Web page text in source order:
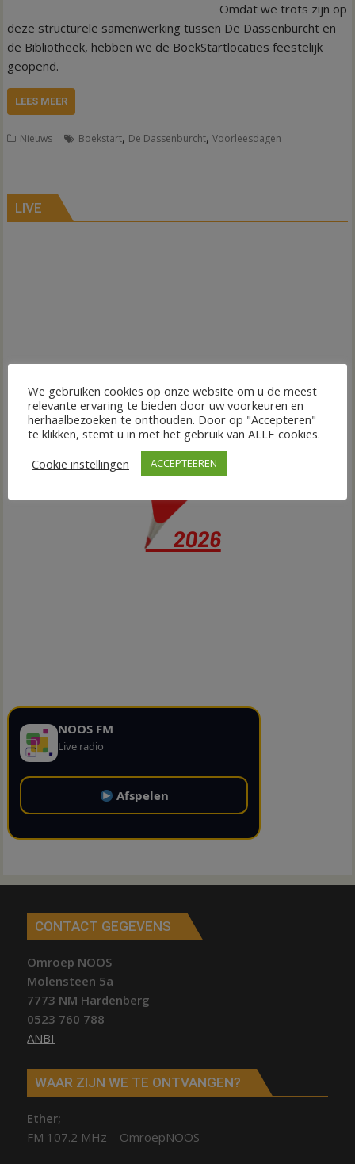
Omdat we trots zijn op
deze structurele samenwerking tussen De Dassenburcht en
de Bibliotheek, hebben we de BoekStartlocaties feestelijk
geopend.
LEES MEER
Nieuws Boekstart, De Dassenburcht,Voorleesdagen
LIVE
NOOS FM
Live radio
Afspelen
CONTACT GEGEVENS
Omroep NOOS
Molensteen 5a
7773 NM Hardenberg
0523 760 788
ANBI
WAAR ZIJN WE TE ONTVANGEN?
Ether;
FM 107.2 MHz – OmroepNOOS
We gebruiken cookies op onze website om u de meest
relevante ervaring te bieden door uw voorkeuren en
herhaalbezoeken te onthouden. Door op "Accepteren"
te klikken, stemt u in met het gebruik van ALLE cookies.
Cookie instellingen
ACCEPTEEREN